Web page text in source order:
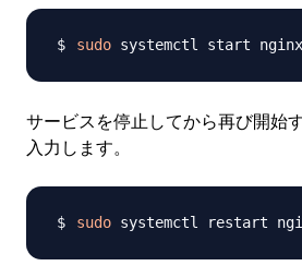
sudo
サービスを停止してから再び開始
入力します。
sudo